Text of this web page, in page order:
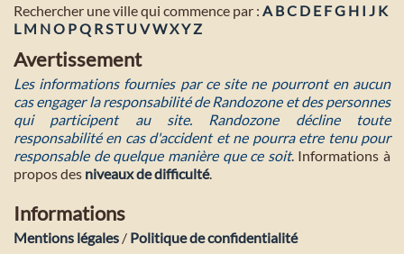
Rechercher une ville qui commence par : A BC D E FG H I J K
L M NO PQ RST U VWXYZ
Avertissement
Les informations fournies par ce site ne pourront en aucun
cas engager la responsabilité de Randozone et des personnes
qui participent au site. Randozone décline toute
responsabilité en cas d'accident et ne pourra etre tenu pour
responsable de quelque manière que ce soit. Informations à
propos des niveaux de difficulté.
Informations
Mentions légales / Politique de confidentialité